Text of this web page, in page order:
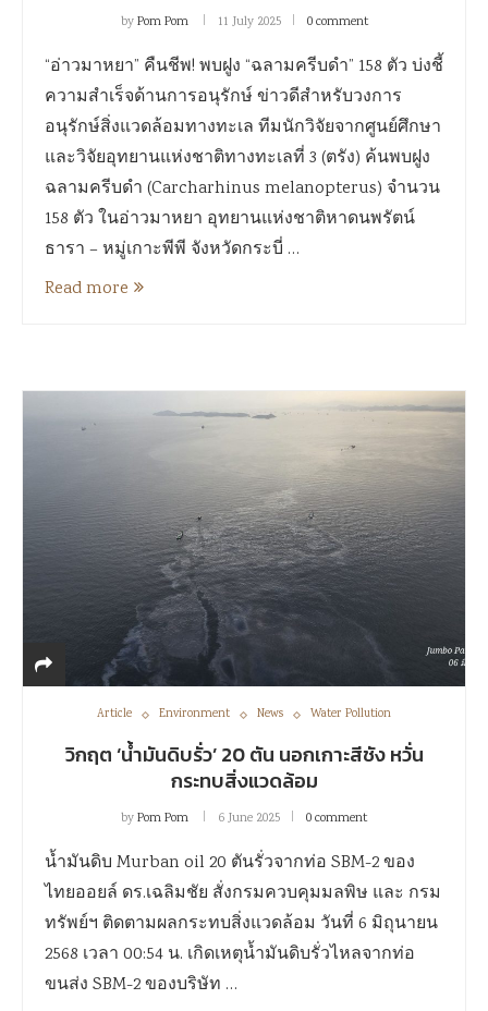
byPom Pom 11 July 2025 0 comment
“อ่าวมาหยา” คืนชีพ! พบฝูง “ฉลามครีบดำ” 158 ตัว บ่งชี้
ความสำเร็จด้านการอนุรักษ์ ข่าวดีสำหรับวงการ
อนุรักษ์สิ่งแวดล้อมทางทะเล ทีมนักวิจัยจากศูนย์ศึกษา
และวิจัยอุทยานแห่งชาติทางทะเลที่ 3 (ตรัง) ค้นพบฝูง
ฉลามครีบดำ (Carcharhinus melanopterus) จำนวน
158 ตัว ในอ่าวมาหยา อุทยานแห่งชาติหาดนพรัตน์
ธารา – หมู่เกาะพีพี จังหวัดกระบี่ …
Read more
Article Environment News Water Pollution
วิกฤต ‘น้ำมันดิบรั่ว’ 20 ตัน นอกเกาะสีชัง หวั่น
กระทบสิ่งแวดล้อม
byPom Pom 6 June 2025 0 comment
น้ำมันดิบ Murban oil 20 ตันรั่วจากท่อ SBM-2 ของ
ไทยออยล์ ดร.เฉลิมชัย สั่งกรมควบคุมมลพิษ และ กรม
ทรัพย์ฯ ติดตามผลกระทบสิ่งแวดล้อม วันที่ 6 มิถุนายน
2568 เวลา 00:54 น. เกิดเหตุน้ำมันดิบรั่วไหลจากท่อ
ขนส่ง SBM-2 ของบริษัท …